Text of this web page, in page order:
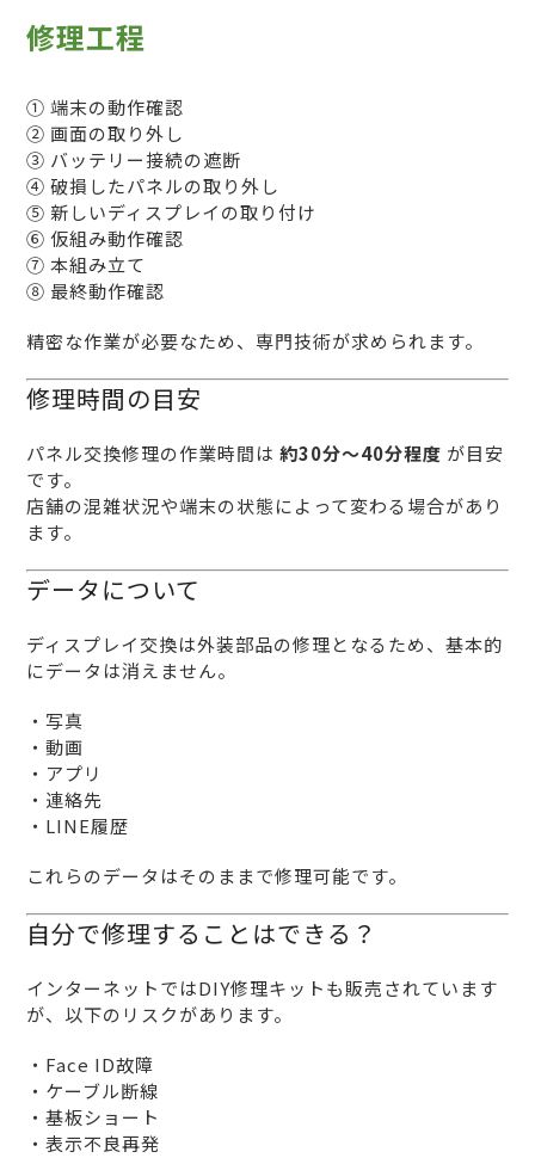
修理工程
① 端末の動作確認
② 画面の取り外し
③ バッテリー接続の遮断
④ 破損したパネルの取り外し
⑤ 新しいディスプレイの取り付け
⑥ 仮組み動作確認
⑦ 本組み立て
⑧ 最終動作確認
精密な作業が必要なため、専門技術が求められます。
修理時間の目安
パネル交換修理の作業時間は約30分〜40分程度 が目安
です。
店舗の混雑状況や端末の状態によって変わる場合があり
ます。
データについて
ディスプレイ交換は外装部品の修理となるため、基本的
にデータは消えません。
・写真
・動画
・アプリ
・連絡先
・LINE履歴
これらのデータはそのままで修理可能です。
自分で修理することはできる？
インターネットではDIY修理キットも販売されています
が、以下のリスクがあります。
・Face ID故障
・ケーブル断線
・基板ショート
・表示不良再発